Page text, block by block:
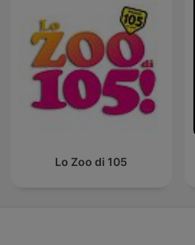
Lo Zoo di 105